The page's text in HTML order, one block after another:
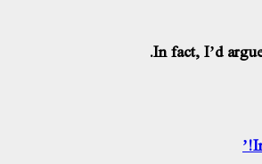
In fact, I’d